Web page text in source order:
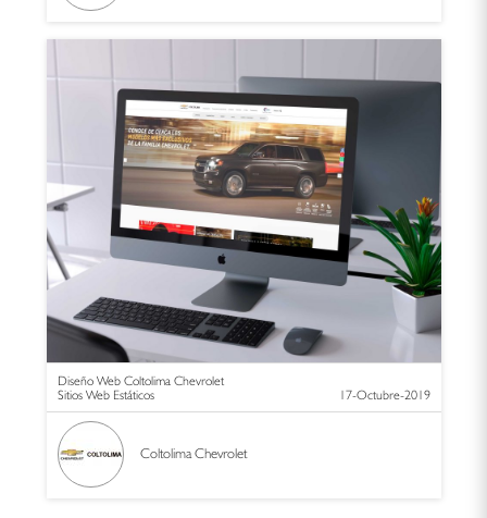
Diseño Web Coltolima Chevrolet
Sitios Web Estáticos
17-Octubre-2019
Coltolima Chevrolet